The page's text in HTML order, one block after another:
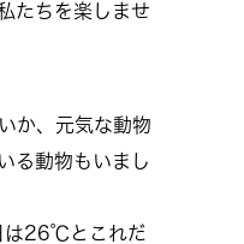
たちを楽しませ
か、元気な動物
る動物もいまし
は26℃とこれだ